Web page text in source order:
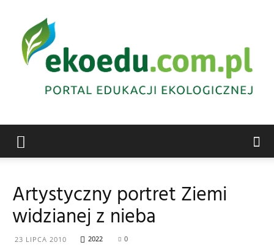
ekologiczna
Artystyczny portret Ziemi
widzianej z nieba
23 LIPCA 2010 2022 0